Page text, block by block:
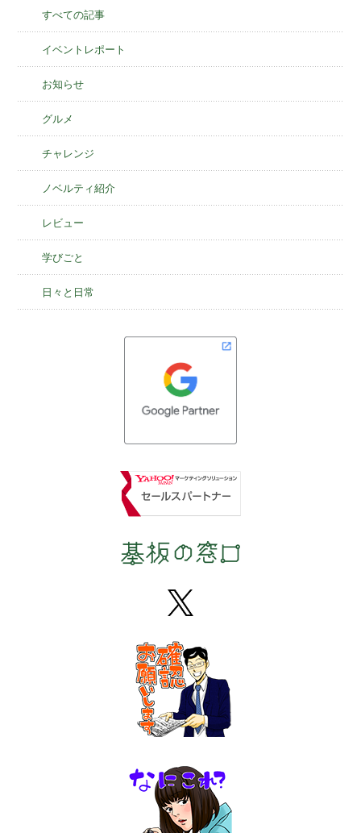
すべての記事
イベントレポート
お知らせ
グルメ
チャレンジ
ノベルティ紹介
レビュー
学びごと
日々と日常